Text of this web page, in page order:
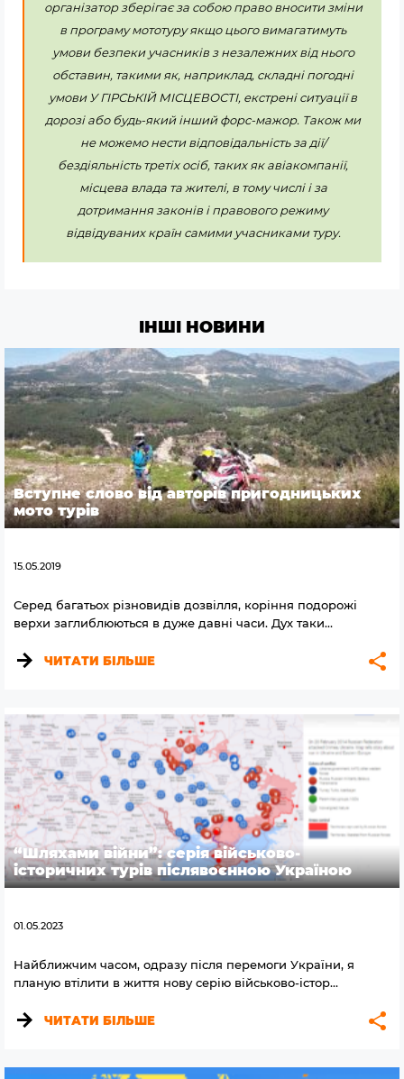
організатор зберігає за собою право вносити зміни
в програму мототуру якщо цього вимагатимуть
умови безпеки учасників з незалежних від нього
обставин, такими як, наприклад, складні погодні
умови У ГІРСЬКІЙ МІСЦЕВОСТІ, екстрені ситуації в
дорозі або будь-який інший форс-мажор. Також ми
не можемо нести відповідальність за дії/
бездіяльність третіх осіб, таких як авіакомпанії,
місцева влада та жителі, в тому числі і за
дотримання законів і правового режиму
відвідуваних країн самими учасниками туру.
ІНШІ НОВИНИ
Вступне слово від авторів пригодницьких
мото турів
15.05.2019
Серед багатьох різновидів дозвілля, коріння подорожі
верхи заглиблюються в дуже давні часи. Дух таки…
ЧИТАТИ БІЛЬШЕ
“Шляхами війни”: серія військово-
історичних турів післявоєнною Україною
01.05.2023
Найближчим часом, одразу після перемоги України, я
планую втілити в життя нову серію військово-істор…
ЧИТАТИ БІЛЬШЕ